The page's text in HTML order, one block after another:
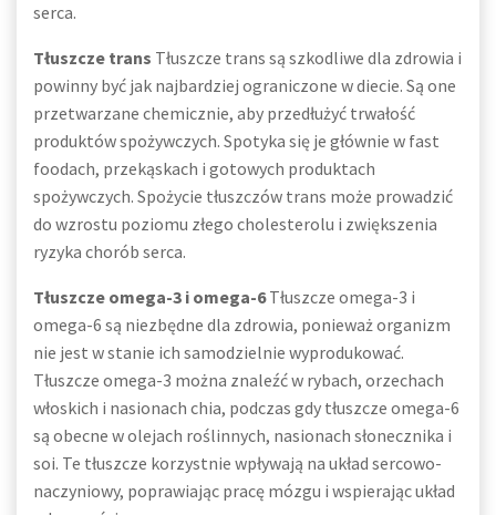
serca.
Tłuszcze trans Tłuszcze trans są szkodliwe dla zdrowia i
powinny być jak najbardziej ograniczone w diecie. Są one
przetwarzane chemicznie, aby przedłużyć trwałość
produktów spożywczych. Spotyka się je głównie w fast
foodach, przekąskach i gotowych produktach
spożywczych. Spożycie tłuszczów trans może prowadzić
do wzrostu poziomu złego cholesterolu i zwiększenia
ryzyka chorób serca.
Tłuszcze omega-3 i omega-6Tłuszcze omega-3 i
omega-6 są niezbędne dla zdrowia, ponieważ organizm
nie jest w stanie ich samodzielnie wyprodukować.
Tłuszcze omega-3 można znaleźć w rybach, orzechach
włoskich i nasionach chia, podczas gdy tłuszcze omega-6
są obecne w olejach roślinnych, nasionach słonecznika i
soi. Te tłuszcze korzystnie wpływają na układ sercowo-
naczyniowy, poprawiając pracę mózgu i wspierając układ